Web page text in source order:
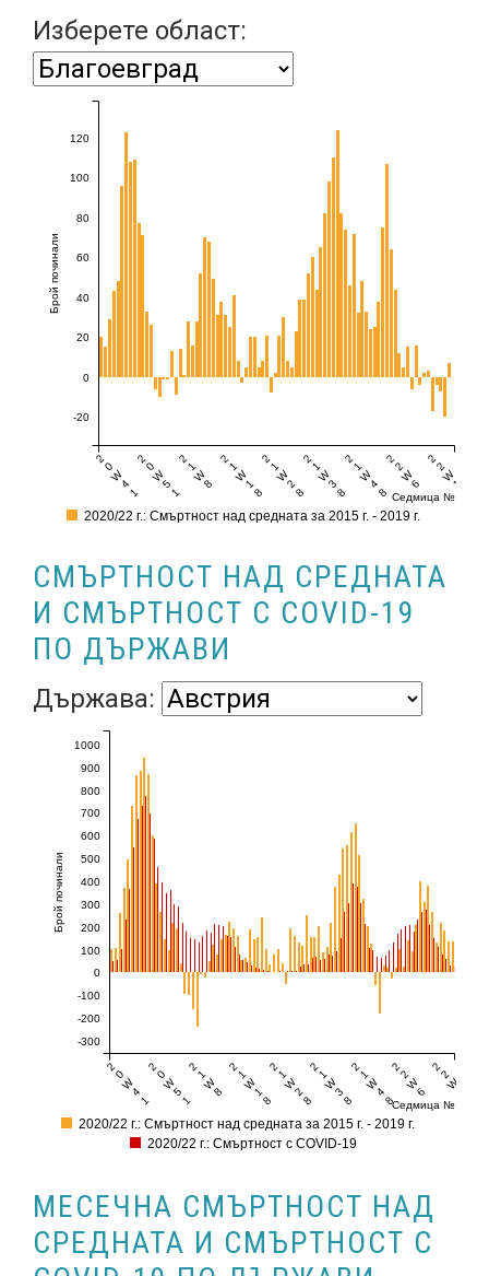
Изберете област:
Седмица №
2
0
W4
1
2
0
W5
1
2
1
W8
2
1
W1
8
2
1
W2
8
2
1
W3
8
2
1
W4
8
2
2
W6
2
2
W1
Брой починали
-20
0
20
40
60
80
100
120
2020/22 г.: Смъртност над средната за 2015 г. - 2019 г.
СМЪРТНОСТ НАД СРЕДНАТА
И СМЪРТНОСТ С COVID-19
ПО ДЪРЖАВИ
Държава:
Седмица №
2
0
W4
1
2
0
W5
1
2
1
W8
2
1
W1
8
2
1
W2
8
2
1
W3
8
2
1
W4
8
2
2
W6
2
2
W
Брой починали
-300
-200
-100
0
100
200
300
400
500
600
700
800
900
1000
2020/22 г.: Смъртност над средната за 2015 г. - 2019 г.
2020/22 г.: Смъртност с COVID-19
МЕСЕЧНА СМЪРТНОСТ НАД
СРЕДНАТА И СМЪРТНОСТ С